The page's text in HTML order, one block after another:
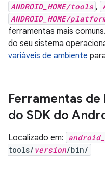
ANDROID_HOME/tools ,
ANDROID_HOME/
ferramentas mais
do seu sistema
variáveis de ambiente
Ferramentas
do SDK do
Localizado em:
tools/ version/bin/